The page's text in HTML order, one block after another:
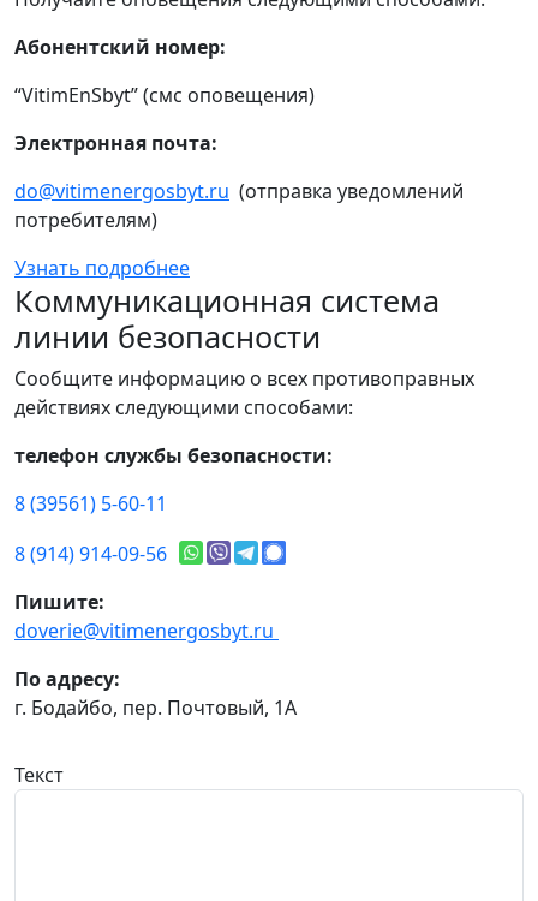
Абонентский номер:
“VitimEnSbyt” (смс оповещения)
Электронная почта:
do@vitimenergosbyt.ru (отправка уведомлений
потребителям)
Узнать подробнее
Коммуникационная система
линии безопасности
Сообщите информацию о всех противоправных
действиях следующими способами:
телефон службы безопасности:
8 (39561) 5-60-11
8 (914) 914-09-56
Пишите:
doverie@vitimenergosbyt.ru
По адресу:
г. Бодайбо, пер. Почтовый, 1А
Текст